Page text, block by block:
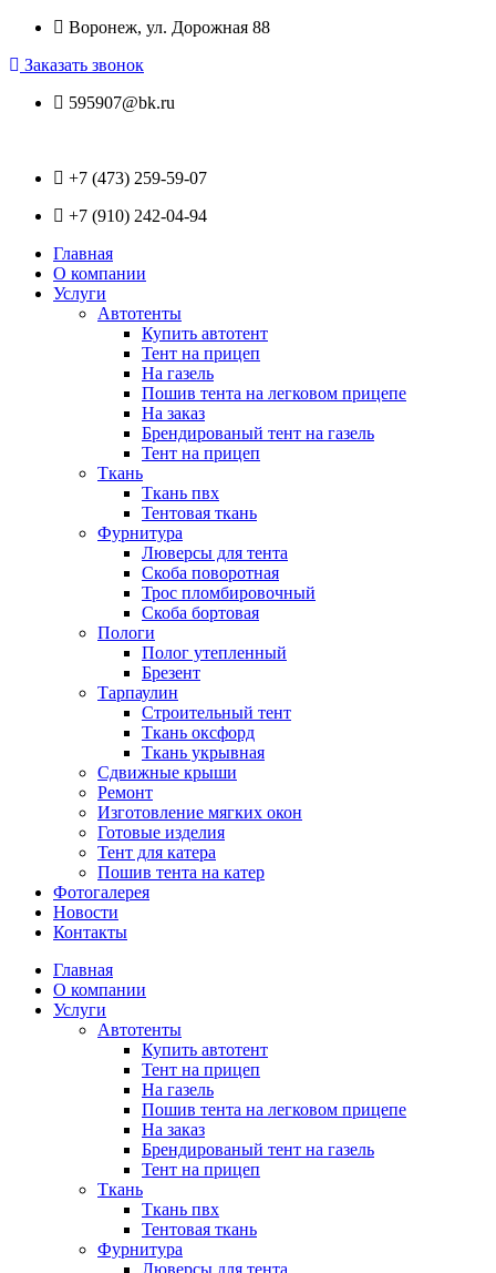
Воронеж, ул. Дорожная 88
Заказать звонок
595907@bk.ru
+7 (473) 259-59-07
+7 (910) 242-04-94
Главная
О компании
Услуги
Автотенты
Купить автотент
Тент на прицеп
На газель
Пошив тента на легковом прицепе
На заказ
Брендированый тент на газель
Тент на прицеп
Ткань
Ткань пвх
Тентовая ткань
Фурнитура
Люверсы для тента
Скоба поворотная
Трос пломбировочный
Скоба бортовая
Пологи
Полог утепленный
Брезент
Тарпаулин
Строительный тент
Ткань оксфорд
Ткань укрывная
Сдвижные крыши
Ремонт
Изготовление мягких окон
Готовые изделия
Тент для катера
Пошив тента на катер
Фотогалерея
Новости
Контакты
Главная
О компании
Услуги
Автотенты
Купить автотент
Тент на прицеп
На газель
Пошив тента на легковом прицепе
На заказ
Брендированый тент на газель
Тент на прицеп
Ткань
Ткань пвх
Тентовая ткань
Фурнитура
Люверсы для тента